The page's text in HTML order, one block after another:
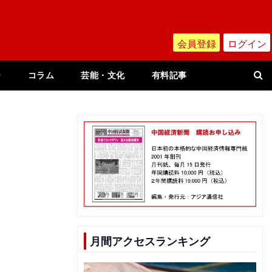
会員登録 ログイン
コラム 芸能・文化 有料記事
月間アクセスランキング